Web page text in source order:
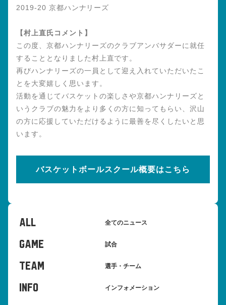
2019-20 京都ハンナリーズ
【村上直氏コメント】
この度、京都ハンナリーズのクラブアンバサダーに就任
することとなりました村上直です。
再びハンナリーズの一員として迎え入れていただいたこ
とを大変嬉しく思います。
活動を通じてバスケットの楽しさや京都ハンナリーズと
いうクラブの魅力をより多くの方に知ってもらい、沢山
の方に応援していただけるように最善を尽くしたいと思
います。
バスケットボールスクール概要はこちら
ALL 全てのニュース
GAME 試合
TEAM 選手・チーム
INFO インフォメーション